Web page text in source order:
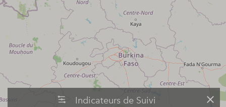
Indicateurs de Suivi